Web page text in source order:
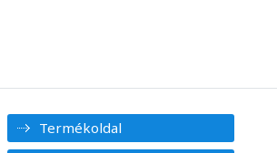
Termékoldal